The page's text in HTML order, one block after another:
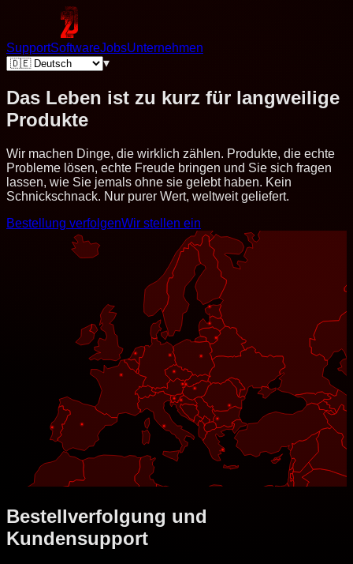
SupportSoftwareJobsUnternehmen
▾
Das Leben ist zu kurz für langweilige
Produkte
Wir machen Dinge, die wirklich zählen. Produkte, die echte
Probleme lösen, echte Freude bringen und Sie sich fragen
lassen, wie Sie jemals ohne sie gelebt haben. Kein
Schnickschnack. Nur purer Wert, weltweit geliefert.
Bestellung verfolgenWir stellen ein
Bestellverfolgung und
Kundensupport